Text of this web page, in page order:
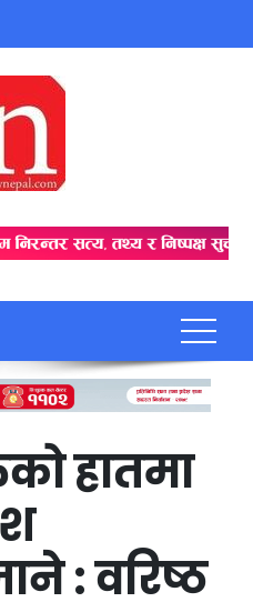
हातमा
: वरिष्ठ